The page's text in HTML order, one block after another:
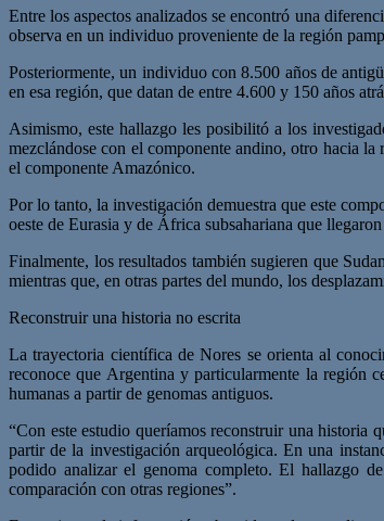
Entre los aspectos analizados se encontró una
observa en un individuo proveniente de la región
Posteriormente, un individuo con 8.500 años de
en esa región, que datan de entre 4.600 y 150 años
Asimismo, este hallazgo les posibilitó a los
mezclándose con el componente andino, otro hacia
el componente Amazónico.
Por lo tanto, la investigación demuestra que este
oeste de Eurasia y de África subsahariana que
Finalmente, los resultados también sugieren que
mientras que, en otras partes del mundo, los
Reconstruir una historia no escrita
La trayectoria científica de Nores se orienta al
reconoce que Argentina y particularmente la región
humanas a partir de genomas antiguos.
“Con este estudio queríamos reconstruir una historia
partir de la investigación arqueológica. En una
podido analizar el genoma completo. El hallazgo
comparación con otras regiones”.